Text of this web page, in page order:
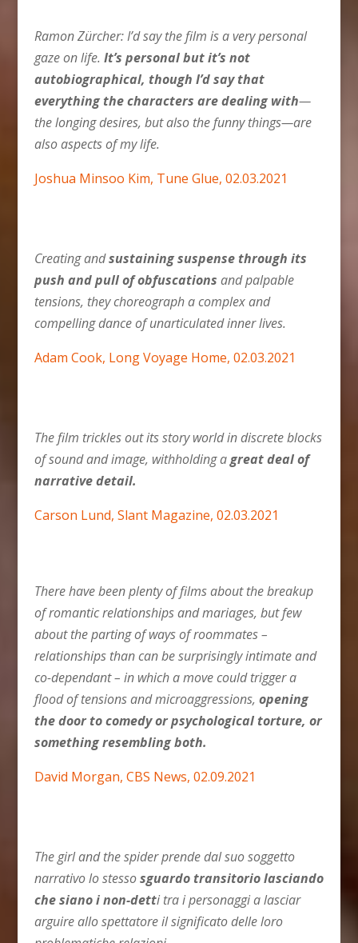
Ramon Zürcher: I’d say the film is a very personal
gaze on life. It’s personal but it’s not
autobiographical, though I’d say that
everything the characters are dealing with—
the longing desires, but also the funny things—are
also aspects of my life.
Joshua Minsoo Kim, Tune Glue, 02.03.2021
Creating andsustaining suspense through its
push and pull of obfuscations and palpable
tensions, they choreograph a complex and
compelling dance of unarticulated inner lives.
Adam Cook, Long Voyage Home, 02.03.2021
The film trickles out its story world in discrete blocks
of sound and image, withholding agreat deal of
narrative detail.
Carson Lund, Slant Magazine, 02.03.2021
There have been plenty of films about the breakup
of romantic relationships and mariages, but few
about the parting of ways of roommates –
relationships than can be surprisingly intimate and
co-dependant – in which a move could trigger a
flood of tensions and microaggressions, opening
the door to comedy or psychological torture, or
something resembling both.
David Morgan, CBS News, 02.09.2021
The girl and the spider prende dal suo soggetto
narrativo lo stessosguardo transitorio lasciando
che siano i non-detti tra i personaggi a lasciar
arguire allo spettatore il significato delle loro